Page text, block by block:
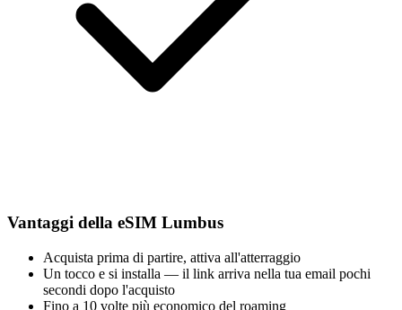
Vantaggi della eSIM Lumbus
Acquista prima di partire, attiva all'atterraggio
Un tocco e si installa — il link arriva nella tua email pochi
secondi dopo l'acquisto
Fino a 10 volte più economico del roaming